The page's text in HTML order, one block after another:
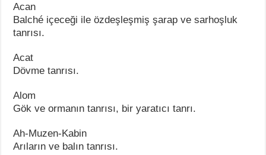
Acan
Balché içeceği ile özdeşleşmiş şarap ve sarhoşluk
tanrısı.
Acat
Dövme tanrısı.
Alom
Gök ve ormanın tanrısı, bir yaratıcı tanrı.
Ah-Muzen-Kabin
Arıların ve balın tanrısı.